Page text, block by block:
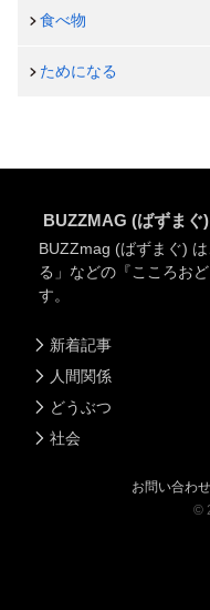
食べ物
ためになる
BUZZMAG (ばずま
BUZZmag (ばずまぐ)
る」などの『こころお
す。
新着記事
人間関係
どうぶつ
社会
お問い合わせ
©